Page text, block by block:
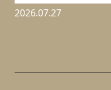
2026.07.27